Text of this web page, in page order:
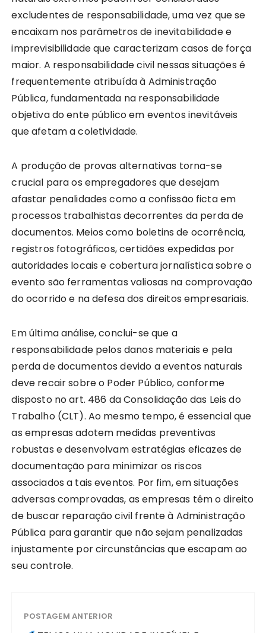
excludentes de responsabilidade, uma vez que se
encaixam nos parâmetros de inevitabilidade e
imprevisibilidade que caracterizam casos de força
maior. A responsabilidade civil nessas situações é
frequentemente atribuída à Administração
Pública, fundamentada na responsabilidade
objetiva do ente público em eventos inevitáveis
que afetam a coletividade.
A produção de provas alternativas torna-se
crucial para os empregadores que desejam
afastar penalidades como a confissão ficta em
processos trabalhistas decorrentes da perda de
documentos. Meios como boletins de ocorrência,
registros fotográficos, certidões expedidas por
autoridades locais e cobertura jornalística sobre o
evento são ferramentas valiosas na comprovação
do ocorrido e na defesa dos direitos empresariais.
Em última análise, conclui-se que a
responsabilidade pelos danos materiais e pela
perda de documentos devido a eventos naturais
deve recair sobre o Poder Público, conforme
disposto no art. 486 da Consolidação das Leis do
Trabalho (CLT). Ao mesmo tempo, é essencial que
as empresas adotem medidas preventivas
robustas e desenvolvam estratégias eficazes de
documentação para minimizar os riscos
associados a tais eventos. Por fim, em situações
adversas comprovadas, as empresas têm o direito
de buscar reparação civil frente à Administração
Pública para garantir que não sejam penalizadas
injustamente por circunstâncias que escapam ao
seu controle.
POSTAGEM ANTERIOR